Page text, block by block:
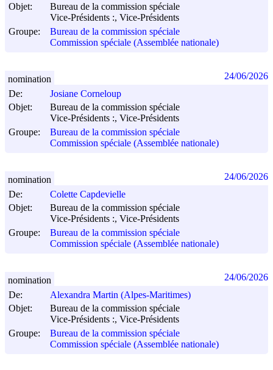
Objet:
Bureau de la commission spéciale
Vice-Présidents :, Vice-Présidents
Groupe:
Bureau de la commission spéciale
Commission spéciale (Assemblée nationale)
De:
Josiane Corneloup
Objet:
Bureau de la commission spéciale
Vice-Présidents :, Vice-Présidents
Groupe:
Bureau de la commission spéciale
Commission spéciale (Assemblée nationale)
nomination 24/06/2026
De:
Colette Capdevielle
Objet:
Bureau de la commission spéciale
Vice-Présidents :, Vice-Présidents
Groupe:
Bureau de la commission spéciale
Commission spéciale (Assemblée nationale)
nomination 24/06/2026
De:
Alexandra Martin (Alpes-Maritimes)
Objet:
Bureau de la commission spéciale
Vice-Présidents :, Vice-Présidents
Groupe:
Bureau de la commission spéciale
Commission spéciale (Assemblée nationale)
nomination 24/06/2026